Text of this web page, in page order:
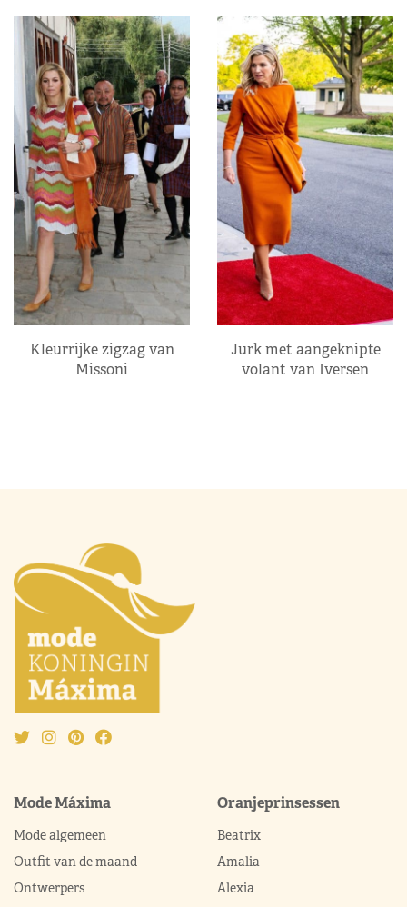
Kleurrijke zigzag van
Missoni
Jurk met aangeknipte
volant van Iversen
Mode Máxima
Mode algemeen
Outfit van de maand
Ontwerpers
Oranjeprinsessen
Beatrix
Amalia
Alexia